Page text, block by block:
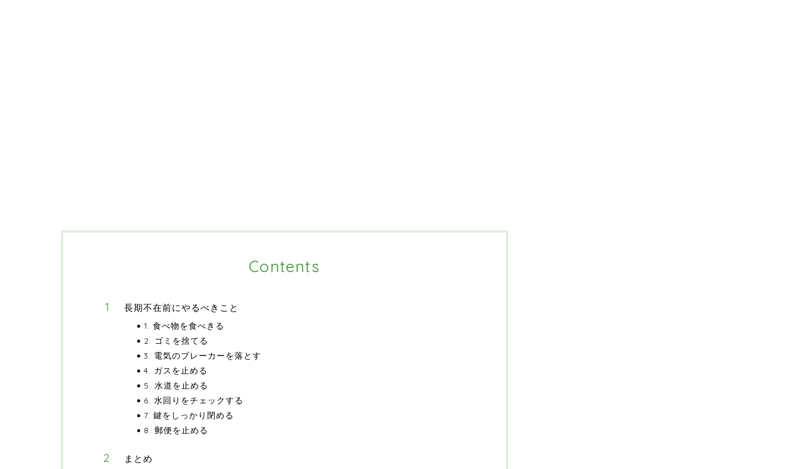
Contents
長期不在前にやるべきこと
1. 食べ物を食べきる
2. ゴミを捨てる
3. 電気のブレーカーを落とす
4. ガスを止める
5. 水道を止める
6. 水回りをチェックする
7. 鍵をしっかり閉める
8. 郵便を止める
まとめ